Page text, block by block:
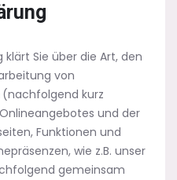
Sie über die Art, den
von
kurz
und der
Funktionen und
wie z.B. unser
gemeinsam